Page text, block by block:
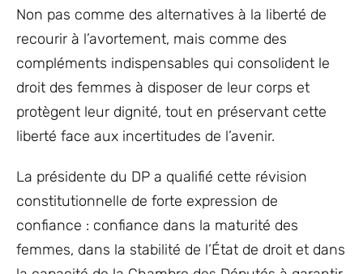
Non pas comme des alternatives à la liberté de
recourir à l’avortement, mais comme des
compléments indispensables qui consolident le
droit des femmes à disposer de leur corps et
protègent leur dignité, tout en préservant cette
liberté face aux incertitudes de l’avenir.
La présidente du DP a qualifié cette révision
constitutionnelle de forte expression de
confiance : confiance dans la maturité des
femmes, dans la stabilité de l’État de droit et dans